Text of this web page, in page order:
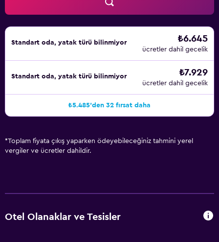
Standart oda, yatak türü bilinmiyor ₺6.645
ücretler dahil gecelik
Standart oda, yatak türü bilinmiyor ₺7.929
ücretler dahil gecelik
₺5.485'den 32 fırsat daha
*Toplam fiyata çıkış yaparken ödeyebileceğiniz tahmini yerel
vergiler ve ücretler dahildir.
Otel Olanaklar ve Tesisler